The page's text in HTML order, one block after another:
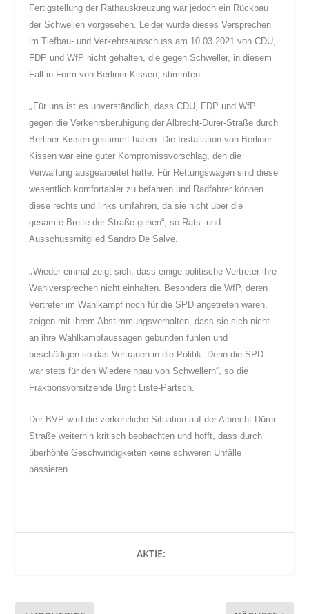
Fertigstellung der Rathauskreuzung war jedoch ein Rückbau
der Schwellen vorgesehen. Leider wurde dieses Versprechen
im Tiefbau- und Verkehrsausschuss am 10.03.2021 von CDU,
FDP und WfP nicht gehalten, die gegen Schweller, in diesem
Fall in Form von Berliner Kissen, stimmten.
„ Für uns ist es unverständlich, dass CDU, FDP und WfP
gegen die Verkehrsberuhigung der Albrecht-Dürer-Straße durch
Berliner Kissen gestimmt haben. Die Installation von Berliner
Kissen war eine guter Kompromissvorschlag, den die
Verwaltung ausgearbeitet hatte. Für Rettungswagen sind diese
wesentlich komfortabler zu befahren und Radfahrer können
diese rechts und links umfahren, da sie nicht über die
gesamte Breite der Straße gehen“, so Rats- und
Ausschussmitglied Sandro De Salve.
„Wieder einmal zeigt sich, dass einige politische Vertreter ihre
Wahlversprechen nicht einhalten. Besonders die WfP, deren
Vertreter im Wahlkampf noch für die SPD angetreten waren,
zeigen mit ihrem Abstimmungsverhalten, dass sie sich nicht
an ihre Wahlkampfaussagen gebunden fühlen und
beschädigen so das Vertrauen in die Politik. Denn die SPD
war stets für den Wiedereinbau von Schwellern“, so die
Fraktionsvorsitzende Birgit Liste-Partsch.
Der BVP wird die verkehrliche Situation auf der Albrecht-Dürer-
Straße weiterhin kritisch beobachten und hofft, dass durch
überhöhte Geschwindigkeiten keine schweren Unfälle
passieren.
AKTIE: